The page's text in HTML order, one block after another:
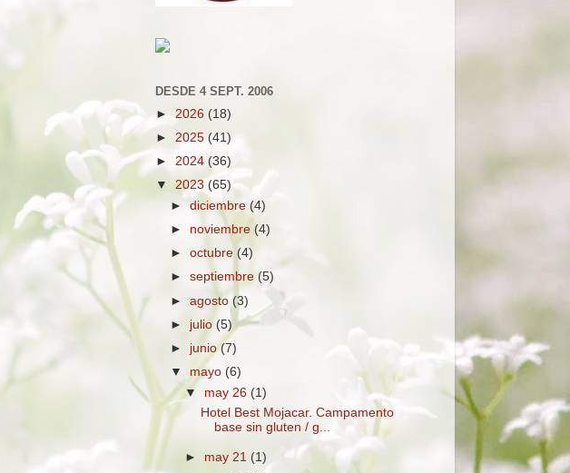
DESDE 4 SEPT. 2006
► 2026 (18)
► 2025 (41)
► 2024 (36)
▼ 2023 (65)
►diciembre(4)
► noviembre (4)
►octubre(4)
►septiembre (5)
►agosto (3)
► julio (5)
► junio(7)
▼ mayo (6)
▼ may 26 (1)
Hotel Best Mojacar. Campamento
base sin gluten / g...
► may 21 (1)